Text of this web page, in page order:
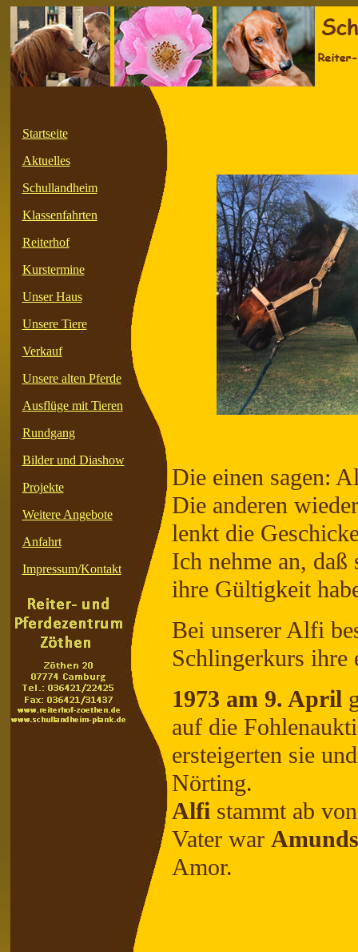
Startseite
Aktuelles
Schullandheim
Klassenfahrten
Reiterhof
Kurstermine
Unser Haus
Unsere Tiere
Verkauf
Unsere alten Pferde
Ausflüge mit Tieren
Rundgang
Bilder und Diashow
Projekte
Weitere Angebote
Anfahrt
Impressum/Kontakt
Die einen sagen:
Die anderen
lenkt die
Ich nehme an, daß
ihre Gültigkeit
Bei unserer Alfi
Schlingerkurs ihre
1973 am 9. April
auf die
ersteigerten sie
Nörting.
Alfi stammt ab
Vater war
Amor.